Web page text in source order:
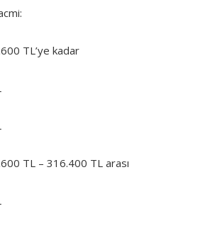
TL’ye kadar
TL – 316.400 TL arası